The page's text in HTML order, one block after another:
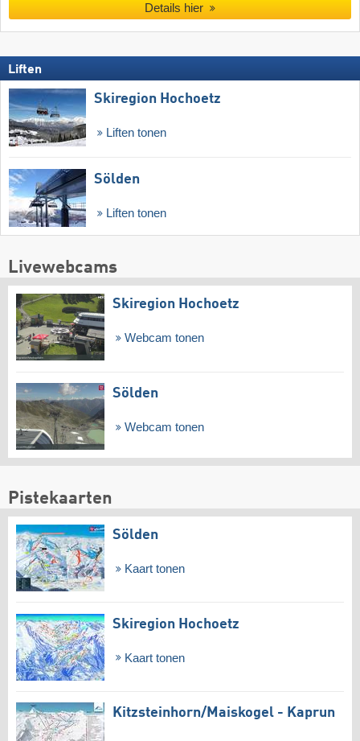
Details hier
Liften
Skiregion Hochoetz
Liften tonen
Sölden
Liften tonen
Livewebcams
Skiregion Hochoetz
Webcam tonen
Sölden
Webcam tonen
Pistekaarten
Sölden
Kaart tonen
Skiregion Hochoetz
Kaart tonen
Kitzsteinhorn/​Maiskogel - Kaprun